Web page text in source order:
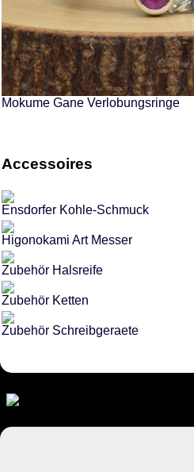
Mokume Gane Verlobungsringe
Accessoires
Ensdorfer Kohle-Schmuck
Higonokami Art Messer
Zubehör Halsreife
Zubehör Ketten
Zubehör Schreibgeraete